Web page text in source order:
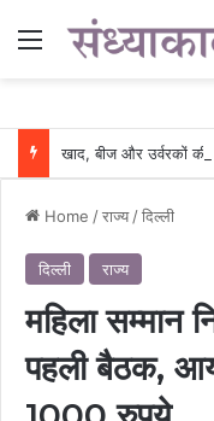
Menu
Home /राज्य /दिल्ली
दिल्ली राज्य
महिला सम्मान
पहली बैठक,